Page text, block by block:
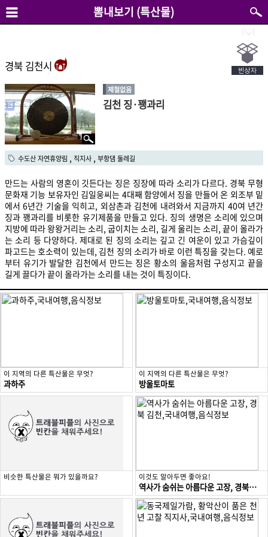
뽐내보기 (특산물)
경북 김천시
제철없음
김천 징·꽹과리
수도산 자연휴양림 직지사 부항댐 둘레길
만드는 사람의 영혼이 깃든다는 징은 징장에 따라 소리가 다르다. 경북 무형
문화재 기능 보유자인 김일웅씨는 4대째 함양에서 징을 만들어 온 외조부 밑
에서 6년간 기술을 익히고, 외삼촌과 김천에 내려와서 지금까지 40여 년간
징과 꽹과리를 비롯한 유기제품을 만들고 있다. 징의 생명은 소리에 있으며
지방에 따라 왕왕거리는 소리, 굽이치는 소리, 길게 울리는 소리, 끝이 올라가
는 소리 등 다양하다. 제대로 된 징의 소리는 깊고 긴 여운이 있고 가슴깊이
파고드는 호소력이 있는데, 김천 징의 소리가 바로 이런 특징을 갖는다. 예로
부터 유기가 발달한 김천에서 만드는 징은 황소의 울음처럼 구성지고 끝을
길게 끌다가 끝이 올라가는 소리를 내는 것이 특징이다.
이 지역의 다른 특산물은 무엇?
과하주
이 지역의 다른 특산물은 무엇?
방울토마토
비슷한 특산물은 뭐가 있을까요? 이것도 알아두면 좋아요!
역사가 숨쉬는 아름다운 고장, 경북 김천